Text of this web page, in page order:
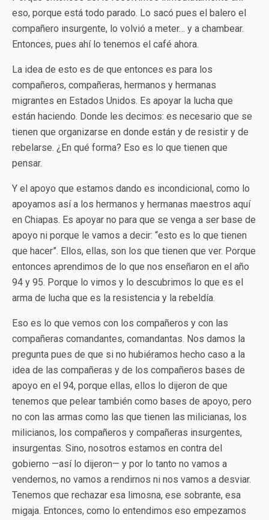
eso, porque está todo parado. Lo sacó pues el balero el
compañero insurgente, lo volvió a meter… y a chambear.
Entonces, pues ahí lo tenemos el café ahora.
La idea de esto es de que entonces es para los
compañeros, compañeras, hermanos y hermanas
migrantes en Estados Unidos. Es apoyar la lucha que
están haciendo. Donde les decimos: es necesario que se
tienen que organizarse en donde están y de resistir y de
rebelarse. ¿En qué forma? Eso es lo que tienen que
pensar.
Y el apoyo que estamos dando es incondicional, como lo
apoyamos así a los hermanos y hermanas maestros aquí
en Chiapas. Es apoyar no para que se venga a ser base de
apoyo ni porque le vamos a decir: “esto es lo que tienen
que hacer”. Ellos, ellas, son los que tienen que ver. Porque
entonces aprendimos de lo que nos enseñaron en el año
94 y 95. Porque lo vimos y lo descubrimos lo que es el
arma de lucha que es la resistencia y la rebeldía.
Eso es lo que vemos con los compañeros y con las
compañeras comandantes, comandantas. Nos damos la
pregunta pues de que si no hubiéramos hecho caso a la
idea de las compañeras y de los compañeros bases de
apoyo en el 94, porque ellas, ellos lo dijeron de que
tenemos que pelear también como bases de apoyo, pero
no con las armas como las que tienen las milicianas, los
milicianos, los compañeros y compañeras insurgentes,
insurgentas. Sino, nosotros estamos en contra del
gobierno —así lo dijeron— y por lo tanto no vamos a
vendernos, no vamos a rendirnos ni nos vamos a desviar.
Tenemos que rechazar esa limosna, ese sobrante, esa
migaja. Entonces, como lo entendimos eso empezamos